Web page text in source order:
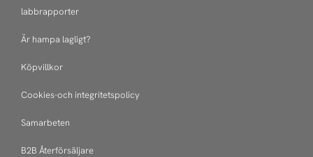
labbrapporter
Är hampa lagligt?
Köpvillkor
Cookies-och integritetspolicy
Samarbeten
B2B Återförsäljare